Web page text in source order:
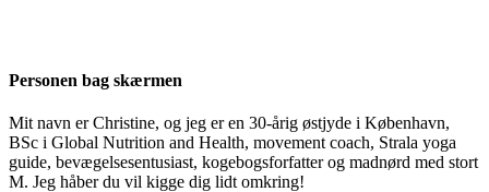
Personen bag skærmen
Mit navn er Christine, og jeg er en 30-årig østjyde i København,
BSc i Global Nutrition and Health, movement coach, Strala yoga
guide, bevægelsesentusiast, kogebogsforfatter og madnørd med stort
M. Jeg håber du vil kigge dig lidt omkring!